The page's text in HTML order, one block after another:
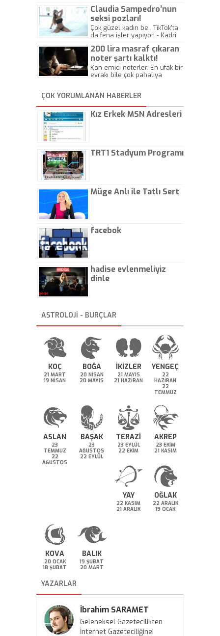
Claudia Sampedro’nun
seksi pozları!
Çok güzel kadın be.. TikTok'ta
da fena işler yapıyor. - Kadri
200 lira masraf çıkaran
noter şartı kalktı!
Kan emici noterler. En ufak bir
evrakı bile çok pahalıya
kaptırıyorsunuz. - Kayhan
Gezenti
ÇOK YORUMLANAN HABERLER
Kız Erkek MSN Adresleri
TRT1 Stadyum Programı
Müge Anlı ile Tatlı Sert
facebok
hadise evlenmeliyiz
dinle
ASTROLOJİ - BURÇLAR
KOÇ
21 MART
19 NİSAN
BOĞA
20 NİSAN
20 MAYIS
İKİZLER
21 MAYIS
21 HAZİRAN
YENGEÇ
22
HAZİRAN
22
TEMMUZ
ASLAN
23
TEMMUZ
22
AĞUSTOS
BAŞAK
23
AĞUSTOS
22 EYLÜL
TERAZİ
23 EYLÜL
22 EKİM
AKREP
23 EKİM
21 KASIM
YAY
22 KASIM
21 ARALIK
OĞLAK
22 ARALIK
19 OCAK
KOVA
20 OCAK
18 ŞUBAT
BALIK
19 ŞUBAT
20 MART
YAZARLAR
İbrahim SARAMET
Geleneksel Gazetecilikten
İnternet Gazeteciliğine!